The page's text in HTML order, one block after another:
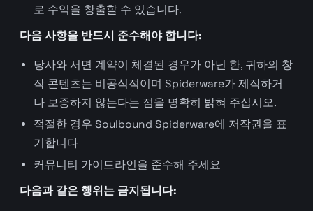
로 수익을 창출할 수 있습니다.
다음 사항을 반드시 준수해야 합니다:
당사와 서면 계약이 체결된 경우가 아닌 한, 귀하의 창
작 콘텐츠는 비공식적이며 Spiderware가 제작하거
나 보증하지 않는다는 점을 명확히 밝혀 주십시오.
적절한 경우 Soulbound Spiderware에 저작권을 표
기합니다
커뮤니티 가이드라인을 준수해 주세요
다음과 같은 행위는 금지됩니다: